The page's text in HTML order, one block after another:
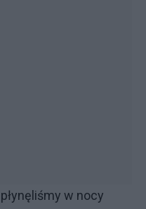
w nocy